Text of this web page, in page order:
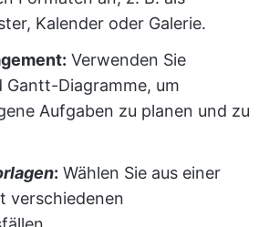
Kalender oder Galerie.
: Verwenden Sie
Gantt-Diagramme, um
Aufgaben zu planen und zu
: Wählen Sie aus einer
verschiedenen